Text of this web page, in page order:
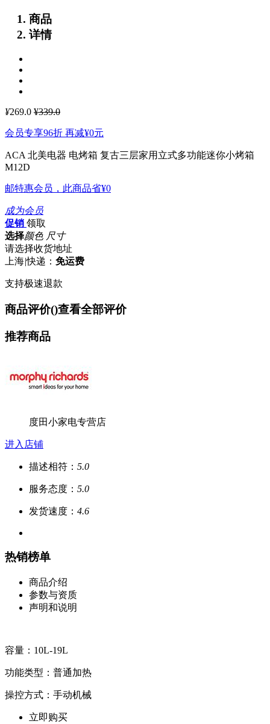
商品
详情
¥269.0 ¥339.0
会员专享96折 再减¥0元
ACA 北美电器 电烤箱 复古三层家用立式多功能迷你小烤箱
M12D
邮特惠会员，此商品省¥0
成为会员
促销 领取
选择颜色 尺寸
请选择收货地址
上海|快递： 免运费
支持极速退款
商品评价()查看全部评价
推荐商品
度田小家电专营店
进入店铺
描述相符： 5.0
服务态度： 5.0
发货速度： 4.6
热销榜单
商品介绍
参数与资质
声明和说明
容量：10L-19L
功能类型：普通加热
操控方式：手动机械
立即购买